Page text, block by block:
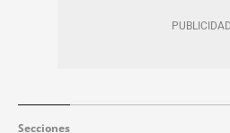
Secciones